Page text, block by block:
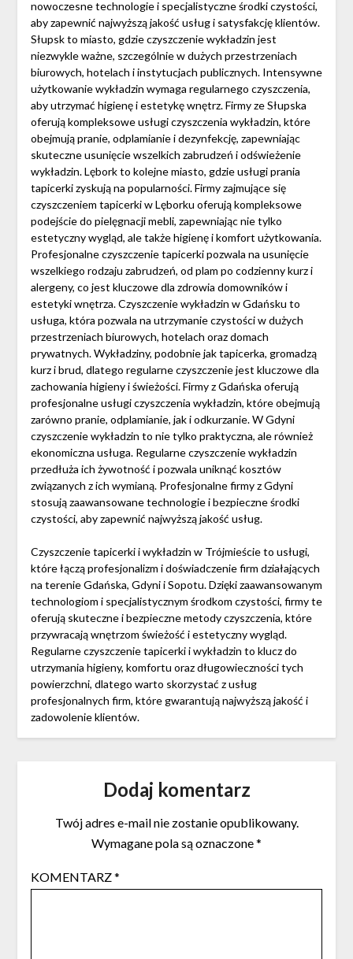
nowoczesne technologie i specjalistyczne środki czystości,
aby zapewnić najwyższą jakość usług i satysfakcję klientów.
Słupsk to miasto, gdzie czyszczenie wykładzin jest
niezwykle ważne, szczególnie w dużych przestrzeniach
biurowych, hotelach i instytucjach publicznych. Intensywne
użytkowanie wykładzin wymaga regularnego czyszczenia,
aby utrzymać higienę i estetykę wnętrz. Firmy ze Słupska
oferują kompleksowe usługi czyszczenia wykładzin, które
obejmują pranie, odplamianie i dezynfekcję, zapewniając
skuteczne usunięcie wszelkich zabrudzeń i odświeżenie
wykładzin. Lębork to kolejne miasto, gdzie usługi prania
tapicerki zyskują na popularności. Firmy zajmujące się
czyszczeniem tapicerki w Lęborku oferują kompleksowe
podejście do pielęgnacji mebli, zapewniając nie tylko
estetyczny wygląd, ale także higienę i komfort użytkowania.
Profesjonalne czyszczenie tapicerki pozwala na usunięcie
wszelkiego rodzaju zabrudzeń, od plam po codzienny kurz i
alergeny, co jest kluczowe dla zdrowia domowników i
estetyki wnętrza. Czyszczenie wykładzin w Gdańsku to
usługa, która pozwala na utrzymanie czystości w dużych
przestrzeniach biurowych, hotelach oraz domach
prywatnych. Wykładziny, podobnie jak tapicerka, gromadzą
kurz i brud, dlatego regularne czyszczenie jest kluczowe dla
zachowania higieny i świeżości. Firmy z Gdańska oferują
profesjonalne usługi czyszczenia wykładzin, które obejmują
zarówno pranie, odplamianie, jak i odkurzanie. W Gdyni
czyszczenie wykładzin to nie tylko praktyczna, ale również
ekonomiczna usługa. Regularne czyszczenie wykładzin
przedłuża ich żywotność i pozwala uniknąć kosztów
związanych z ich wymianą. Profesjonalne firmy z Gdyni
stosują zaawansowane technologie i bezpieczne środki
czystości, aby zapewnić najwyższą jakość usług.
Czyszczenie tapicerki i wykładzin w Trójmieście to usługi,
które łączą profesjonalizm i doświadczenie firm działających
na terenie Gdańska, Gdyni i Sopotu. Dzięki zaawansowanym
technologiom i specjalistycznym środkom czystości, firmy te
oferują skuteczne i bezpieczne metody czyszczenia, które
przywracają wnętrzom świeżość i estetyczny wygląd.
Regularne czyszczenie tapicerki i wykładzin to klucz do
utrzymania higieny, komfortu oraz długowieczności tych
powierzchni, dlatego warto skorzystać z usług
profesjonalnych firm, które gwarantują najwyższą jakość i
zadowolenie klientów.
Dodaj komentarz
Twój adres e-mail nie zostanie opublikowany.
Wymagane pola są oznaczone*
KOMENTARZ*